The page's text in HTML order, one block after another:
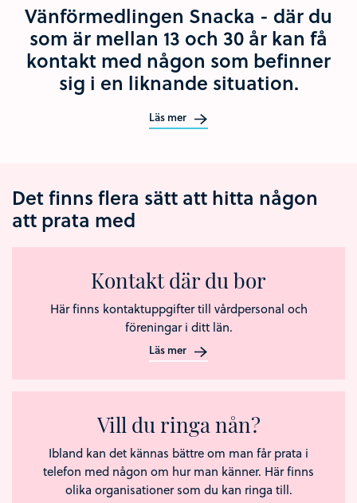
Vänförmedlingen Snacka - där du
som är mellan 13 och 30 år kan få
kontakt med någon som befinner
sig i en liknande situation.
Läs mer
Det finns flera sätt att hitta någon
att prata med
Kontakt där du bor
Här finns kontaktuppgifter till vårdpersonal och
föreningar i ditt län.
Läs mer
Vill du ringa nån?
Ibland kan det kännas bättre om man får prata i
telefon med någon om hur man känner. Här finns
olika organisationer som du kan ringa till.